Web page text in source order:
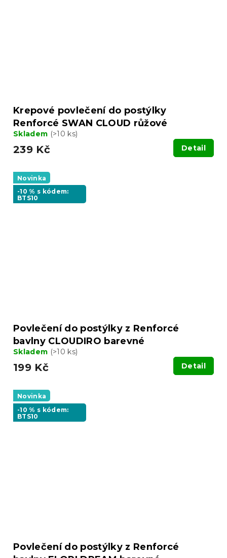
Krepové povlečení do postýlky
Renforcé SWAN CLOUD růžové
Skladem (>10 ks)
239 Kč Detail
Novinka
-10 % s kódem:
BTS10
Povlečení do postýlky z Renforcé
bavlny CLOUDIRO barevné
Skladem (>10 ks)
199 Kč Detail
Novinka
-10 % s kódem:
BTS10
Povlečení do postýlky z Renforcé